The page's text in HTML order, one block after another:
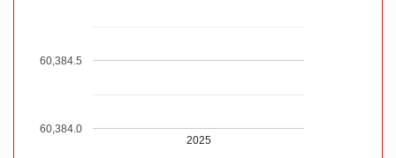
2025
60,384.0
60,384.5